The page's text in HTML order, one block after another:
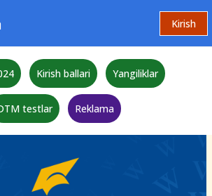
Kirish
Kirish ballari Yangiliklar
testlar Reklama